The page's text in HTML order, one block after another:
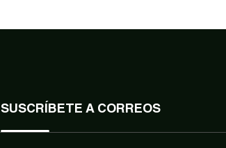
SUSCRÍBETE A CORREOS